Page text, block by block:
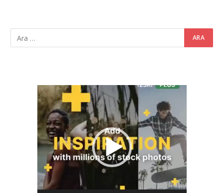
Video
oynatıcı